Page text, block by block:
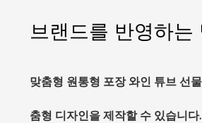
브랜드를 반영하는
맞춤형 원통형 포장 와인 튜브 선
춤형 디자인을 제작할 수 있습니